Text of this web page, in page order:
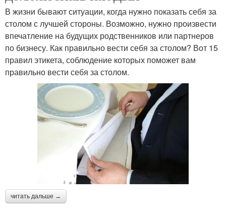
В жизни бывают ситуации, когда нужно показать себя за
столом с лучшей стороны. Возможно, нужно произвести
впечатление на будущих родственников или партнеров
по бизнесу. Как правильно вести себя за столом? Вот 15
правил этикета, соблюдение которых поможет вам
правильно вести себя за столом.
читать дальше →